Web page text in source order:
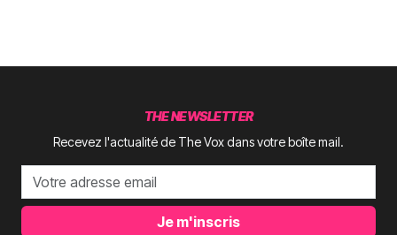
THE NEWSLETTER
Recevez l'actualité de The Vox dans votre boîte mail.
Je m'inscris